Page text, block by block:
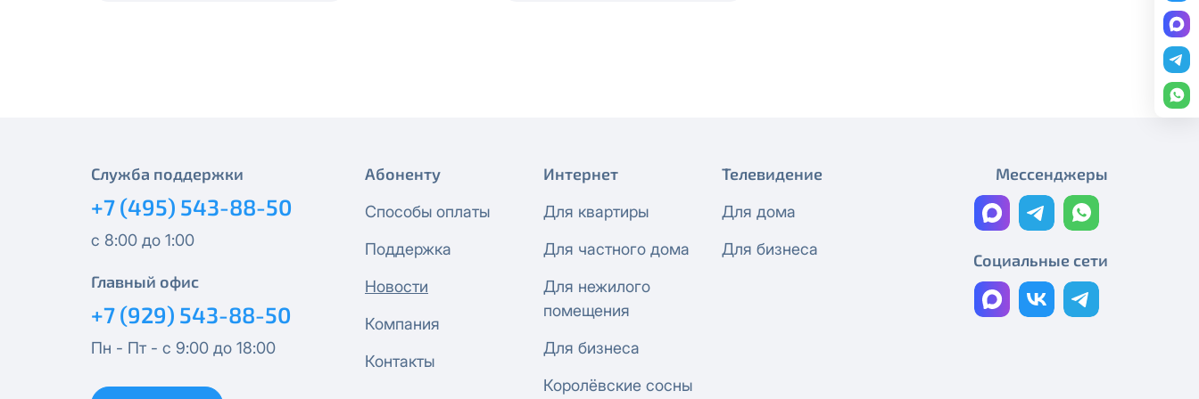
Технические работы Смотрёшка
Технические работы Смотрёшка
Технические работы Смотрёшка
Технические работы Смотрёшка
Технические работы Смотрёшка
Служба поддержки
+7 (495) 543-88-50
с 8:00 до 1:00
Главный офис
+7 (929) 543-88-50
Пн - Пт - с 9:00 до 18:00
Абоненту
Способы оплаты
Поддержка
Новости
Компания
Контакты
Интернет
Для квартиры
Для частного дома
Для нежилого
помещения
Для бизнеса
Королёвские сосны
Телевидение
Для дома
Для бизнеса
Мессенджеры
Социальные сети
Спутник 200
МойДом500